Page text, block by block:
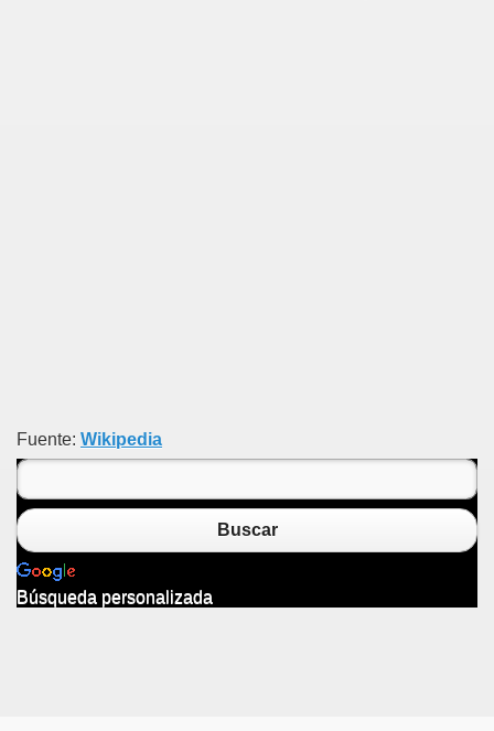
Fuente: Wikipedia
Buscar
Búsqueda personalizada